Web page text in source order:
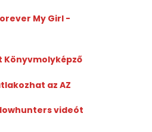
My Girl -
Könyvmolyképző
az AZ
videót